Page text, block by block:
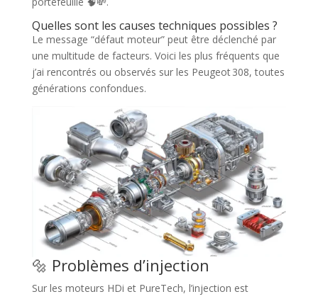
Quelles sont les causes techniques possibles ?
Le message “défaut moteur” peut être déclenché par
une multitude de facteurs. Voici les plus fréquents que
j’ai rencontrés ou observés sur les Peugeot 308, toutes
générations confondues.
🔩 Problèmes d’injection
Sur les moteurs HDi et PureTech, l’injection est